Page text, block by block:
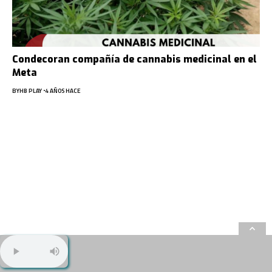
Condecoran compañía de cannabis medicinal en el
Meta
BYHB PLAY 4 AÑOS HACE